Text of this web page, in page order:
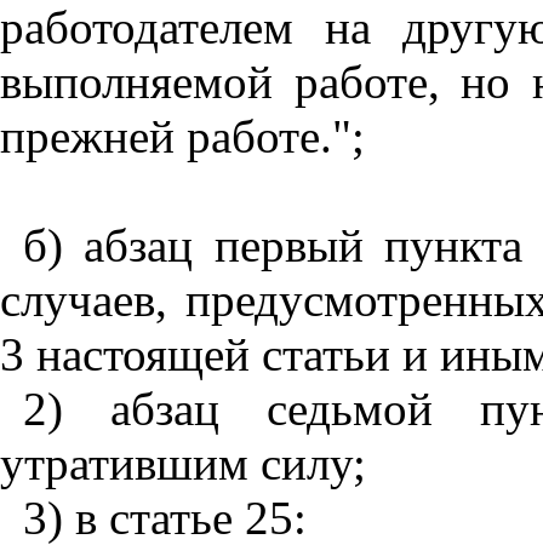
работодателем на
выполняемой работе, но
прежней работе.";
б) абзац первый
случаев,
3 настоящей статьи и
2) абзац седьмой
утратившим силу;
3) в статье 25: